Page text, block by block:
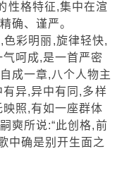
性格特征,集中在渲
确、谨严。
彩明丽,旋律轻快,
呵成,是一首严密
成一章,八个人物主
异,异中有同,多样
照,有如一座群体
奭所说:“此创格,前
中确是别开生面之